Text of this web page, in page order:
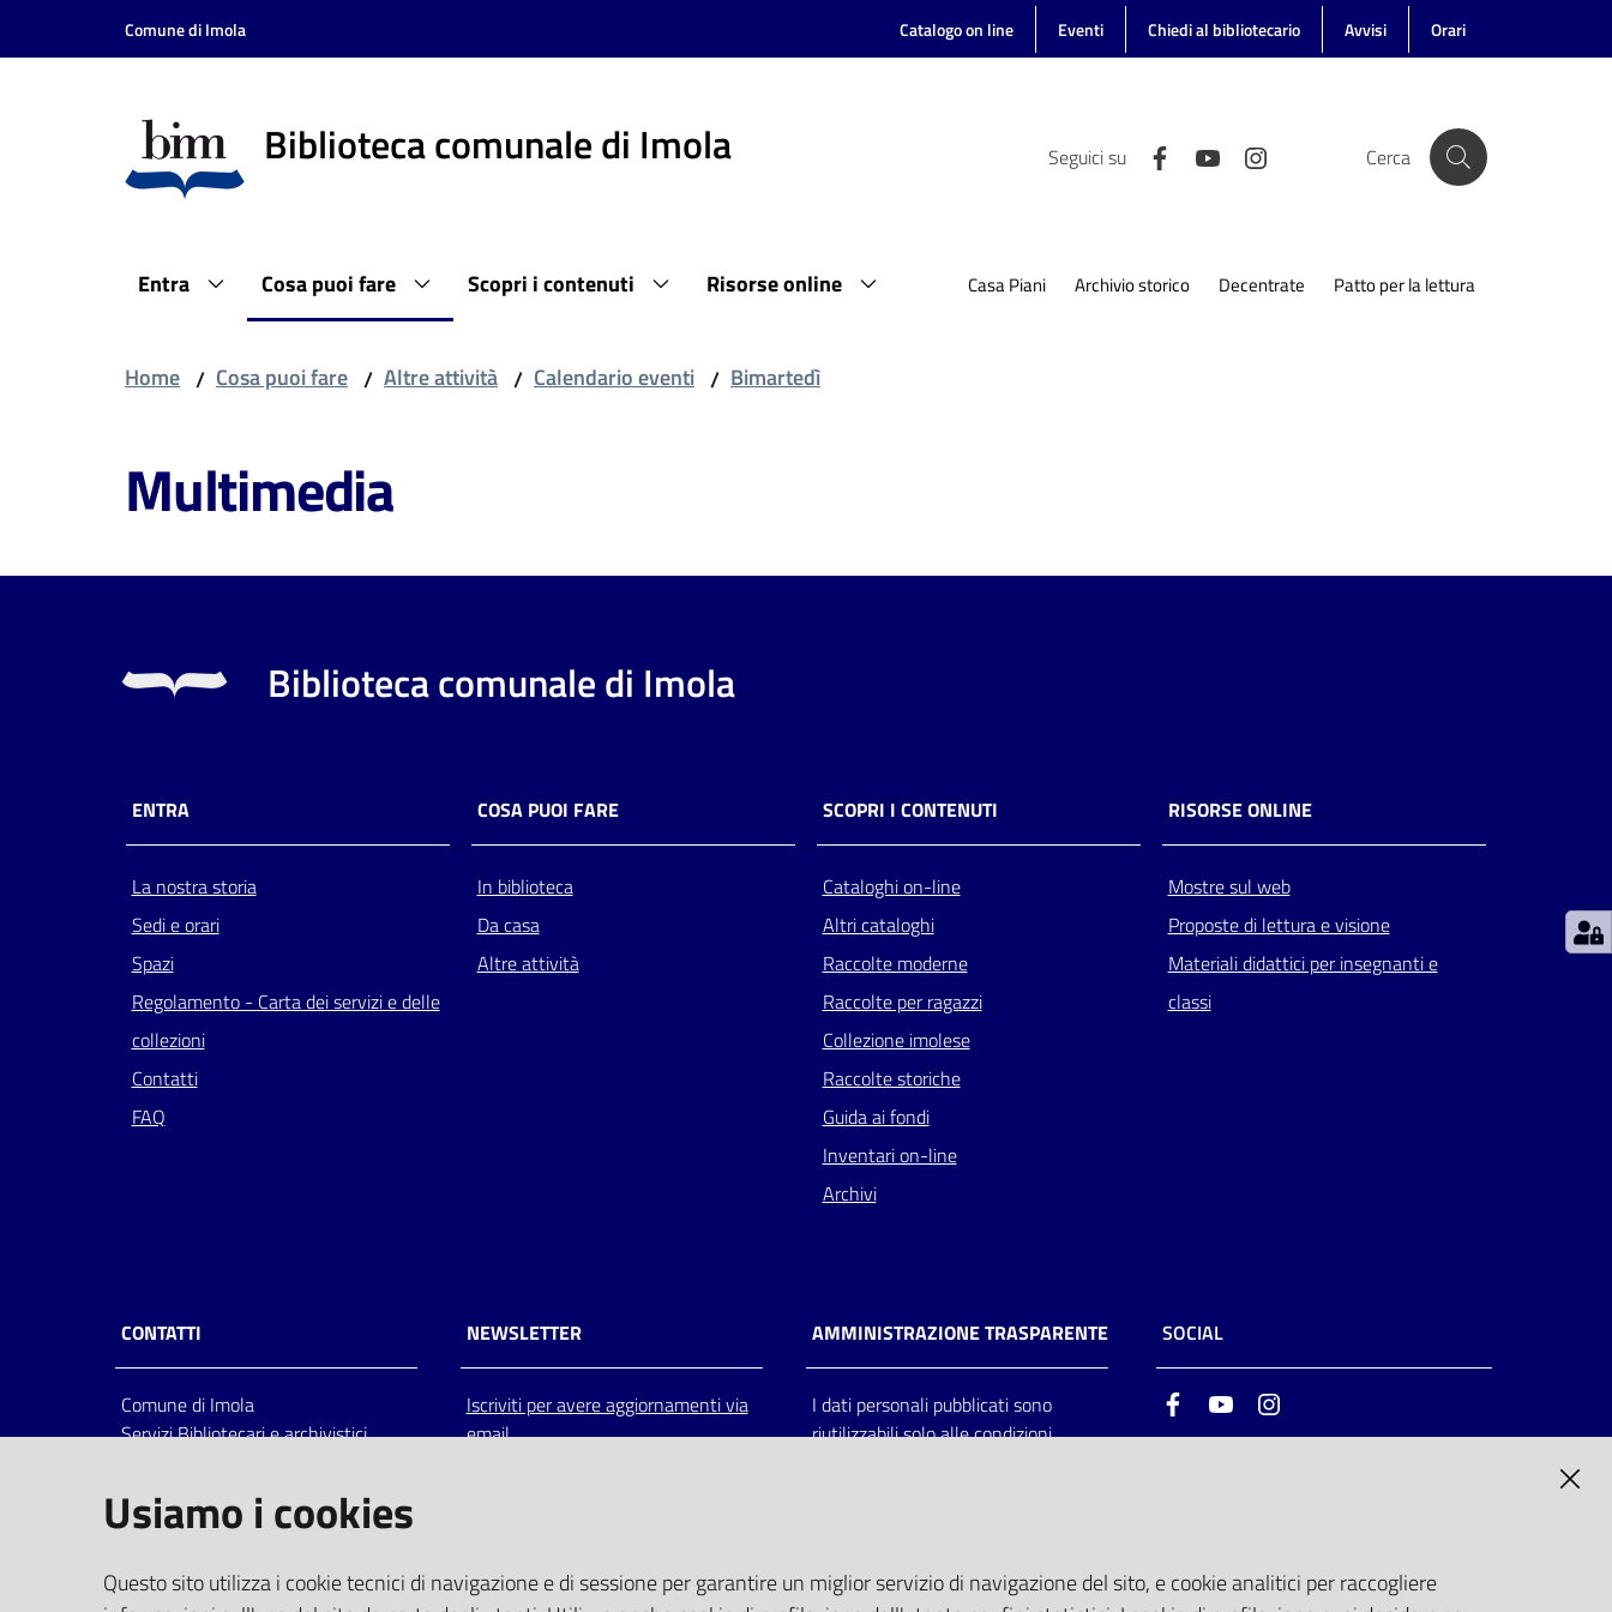
Vai al contenuto
Vai alla navigazione
Comune di Imola Catalogo on line Eventi Chiedi al bibliotecario Avvisi Orari
Biblioteca comunale di Imola Seguici su Cerca
Entra Cosa puoi fare Scopri i contenuti Risorse online Casa Piani Archivio storico Decentrate Patto per la lettura
Home / Cosa puoi fare / Altre attività / Calendario eventi / Bimartedì
Multimedia
Biblioteca comunale di Imola
ENTRA
La nostra storia
Sedi e orari
Spazi
Regolamento - Carta dei servizi e delle
collezioni
Contatti
FAQ
COSA PUOI FARE
In biblioteca
Da casa
Altre attività
SCOPRI I CONTENUTI
Cataloghi on-line
Altri cataloghi
Raccolte moderne
Raccolte per ragazzi
Collezione imolese
Raccolte storiche
Guida ai fondi
Inventari on-line
Archivi
RISORSE ONLINE
Mostre sul web
Proposte di lettura e visione
Materiali didattici per insegnanti e
classi
CONTATTI
Comune di Imola
Servizi Bibliotecari e archivistici
Italia
centralino: tel 0542.6026.36 fax
bim@comune.imola.bo.it
PEC
NEWSLETTER
Iscriviti per avere aggiornamenti via
email
AMMINISTRAZIONE TRASPARENTE
I dati personali pubblicati sono
riutilizzabili solo alle condizioni
SOCIAL
FacebookYoutube
Usiamo i cookies
Questo sito utilizza i cookie tecnici di navigazione e di sessione per garantire un miglior servizio di navigazione del sito, e cookie analitici per raccogliere